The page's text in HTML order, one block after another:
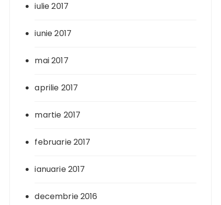
iulie 2017
iunie 2017
mai 2017
aprilie 2017
martie 2017
februarie 2017
ianuarie 2017
decembrie 2016